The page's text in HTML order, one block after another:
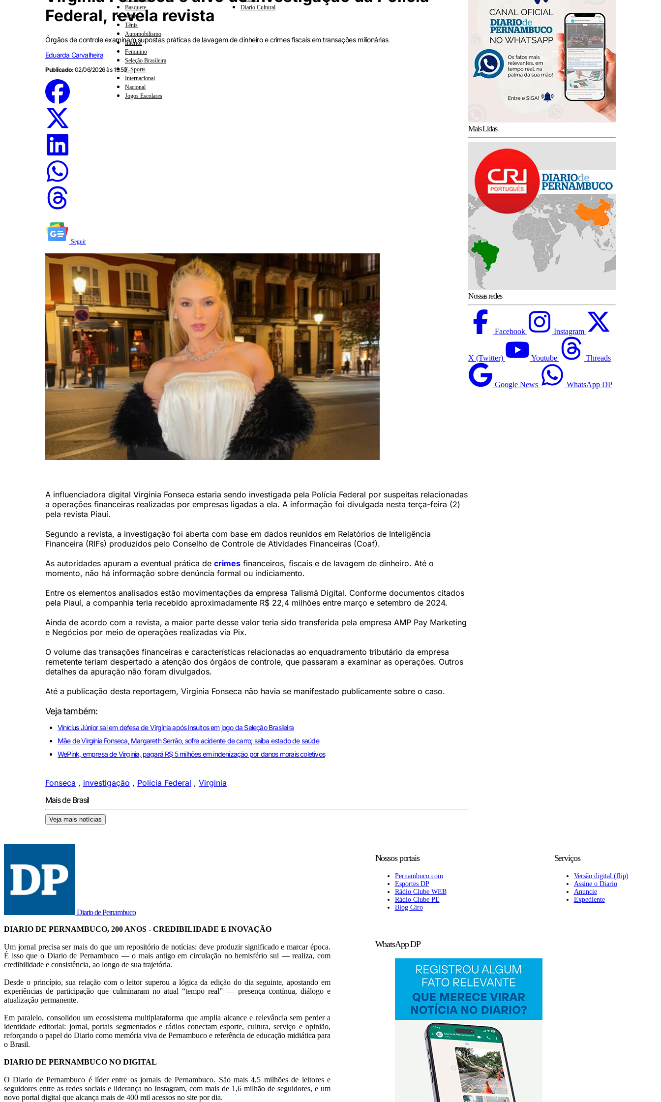
Basquete
Vôlei
Tênis
Automobilismo
Interior
Feminino
Seleção Brasileira
E-Sports
Internacional
Nacional
Jogos Escolares
Diario Cultural
Federal, revela revista
Órgãos de controle examinam supostas práticas de lavagem de dinheiro e crimes fiscais em transações milionárias
Eduarda Carvalheira
Publicado: 02/06/2026 às 19:50
Seguir
A influenciadora digital Virginia Fonseca estaria sendo investigada pela Polícia Federal por suspeitas relacionadas
a operações financeiras realizadas por empresas ligadas a ela. A informação foi divulgada nesta terça-feira (2)
pela revista Piauí.
Segundo a revista, a investigação foi aberta com base em dados reunidos em Relatórios de Inteligência
Financeira (RIFs) produzidos pelo Conselho de Controle de Atividades Financeiras (Coaf).
As autoridades apuram a eventual prática de crimes financeiros, fiscais e de lavagem de dinheiro. Até o
momento, não há informação sobre denúncia formal ou indiciamento.
Entre os elementos analisados estão movimentações da empresa Talismã Digital. Conforme documentos citados
pela Piauí, a companhia teria recebido aproximadamente R$ 22,4 milhões entre março e setembro de 2024.
Ainda de acordo com a revista, a maior parte desse valor teria sido transferida pela empresa AMP Pay Marketing
e Negócios por meio de operações realizadas via Pix.
O volume das transações financeiras e características relacionadas ao enquadramento tributário da empresa
remetente teriam despertado a atenção dos órgãos de controle, que passaram a examinar as operações. Outros
detalhes da apuração não foram divulgados.
Até a publicação desta reportagem, Virginia Fonseca não havia se manifestado publicamente sobre o caso.
Veja também:
Vinícius Júnior sai em defesa de Virgínia após insultos em jogo da Seleção Brasileira
Mãe de Virgínia Fonseca, Margareth Serrão, sofre acidente de carro; saiba estado de saúde
WePink, empresa de Virginia, pagará R$ 5 milhões em indenização por danos morais coletivos
Fonseca , investigação , Polícia Federal , Virginia
Mais de Brasil
Veja mais notícias
Mais Lidas
Nossas redes
Facebook Instagram
X (Twitter) Youtube Threads
Google News WhatsApp DP
Diario de Pernambuco
DIARIO DE PERNAMBUCO, 200 ANOS - CREDIBILIDADE E INOVAÇÃO
Um jornal precisa ser mais do que um repositório de notícias: deve produzir significado e marcar época.
É isso que o Diario de Pernambuco — o mais antigo em circulação no hemisfério sul — realiza, com
credibilidade e consistência, ao longo de sua trajetória.
Desde o princípio, sua relação com o leitor superou a lógica da edição do dia seguinte, apostando em
experiências de participação que culminaram no atual “tempo real” — presença contínua, diálogo e
atualização permanente.
Em paralelo, consolidou um ecossistema multiplataforma que amplia alcance e relevância sem perder a
identidade editorial: jornal, portais segmentados e rádios conectam esporte, cultura, serviço e opinião,
reforçando o papel do Diario como memória viva de Pernambuco e referência de educação midiática para
o Brasil.
DIARIO DE PERNAMBUCO NO DIGITAL
O Diario de Pernambuco é líder entre os jornais de Pernambuco. São mais 4,5 milhões de leitores e
seguidores entre as redes sociais e liderança no Instagram, com mais de 1,6 milhão de seguidores, e um
novo portal digital que alcança mais de 400 mil acessos no site por dia.
Nossos portais
Pernambuco.com
Esportes DP
Rádio Clube WEB
Rádio Clube PE
Blog Giro
Serviços
Versão digital (flip)
Assine o Diario
Anuncie
Expediente
WhatsApp DP